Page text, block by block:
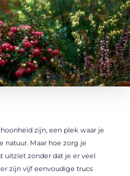
zijn, een plek waar je
natuur. Maar hoe zorg je
uitziet zonder dat je er veel
zijn vijf eenvoudige trucs